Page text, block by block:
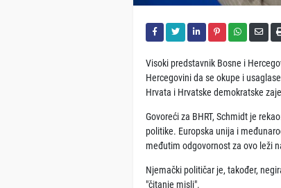
Visoki predstavnik Bosne i
Hercegovini da se okupe i
Hrvata i Hrvatske demokratske
Govoreći za BHRT, Schmidt je
politike. Europska unija i
međutim odgovornost za ovo leži
Njemački političar je, također,
"čitanje misli".